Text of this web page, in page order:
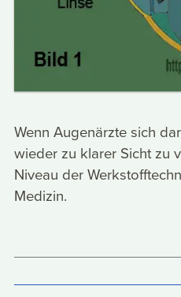
Wenn Augenärzte sich
wieder zu klarer Sicht zu
Niveau der
Medizin.